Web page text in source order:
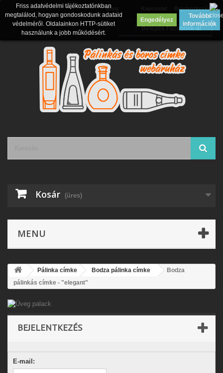
Bejelentkezés
Blog
Belépés Facebook-al
Kosár (üres)
MENU
Friss adatvédelmi tájékoztatónkban
megtalálod, hogyan gondoskodunk adataid
védelméről. Oldalainkon HTTP-sütiket
használunk a jobb működésért.
Engedélyez
További
információk
Pálinka címke Bodza pálinka címke
Bodza
pálinkás címke - "elegant"
BEJELENTKEZÉS
E-mail: